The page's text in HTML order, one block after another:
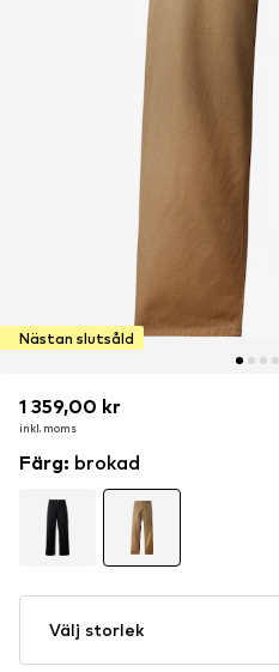
Nästan slutsåld
1 359,00 kr
inkl. moms
1 359,00 kr
inkl. moms
Färg: brokad
Välj storlek